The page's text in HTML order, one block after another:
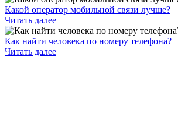
Какой оператор мобильной связи лучше?
Читать далее
Как найти человека по номеру телефона?
Читать далее